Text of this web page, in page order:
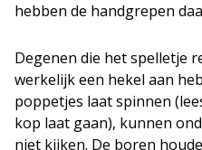
hebben de handgrepen
Degenen die het spelletje
werkelijk een hekel aan
poppetjes laat spinnen
kop laat gaan), kunnen
niet kijken. De boren